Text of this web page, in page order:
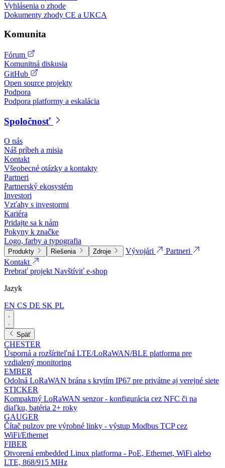
Vyhlásenia o zhode
Dokumenty zhody CE a UKCA
Komunita
Fórum
Komunitná diskusia
GitHub
Open source projekty
Podpora
Podpora platformy a eskalácia
Spoločnosť
O nás
Náš príbeh a misia
Kontakt
Všeobecné otázky a kontakty
Partneri
Partnerský ekosystém
Investori
Vzťahy s investormi
Kariéra
Pridajte sa k nám
Pokyny k značke
Logo, farby a typografia
Produkty Riešenia Zdroje Vývojári
Partneri
Kontakt
Prebrať projektNavštíviť e-shop
Jazyk
EN CS DE SK PL
Späť
CHESTER
Úsporná a rozšíriteľná LTE/LoRaWAN/BLE platforma pre
vzdialený monitoring
EMBER
Odolná LoRaWAN brána s krytím IP67 pre privátne aj verejné siete
STICKER
Kompaktný LoRaWAN senzor - konfigurácia cez NFC či na
diaľku, batéria 2+ roky
GAUGER
Čítač pulzov pre výrobné linky - výstup Modbus TCP cez
WiFi/Ethernet
FIBER
Otvorená embedded Linux platforma - PoE, Ethernet, WiFi alebo
LTE, 868/915 MHz